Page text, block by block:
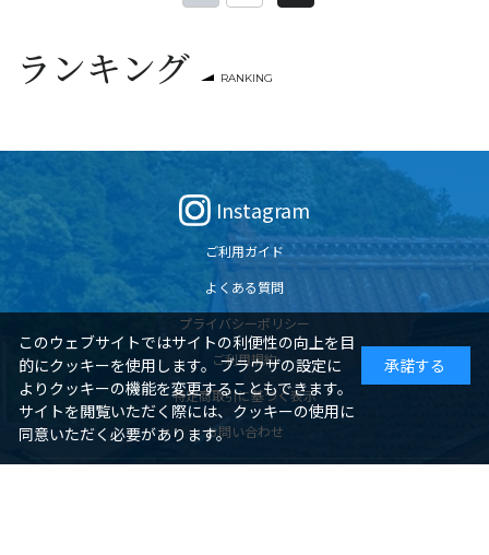
ランキング RANKING
Instagram
ご利用ガイド
よくある質問
プライバシーポリシー
ご利用規約
特定商取引に基づく表示
お問い合わせ
このウェブサイトではサイトの利便性の向上を目
的にクッキーを使用します。 ブラウザの設定に
よりクッキーの機能を変更することもできます。
サイトを閲覧いただく際には、クッキーの使用に
同意いただく必要があります。
承諾する